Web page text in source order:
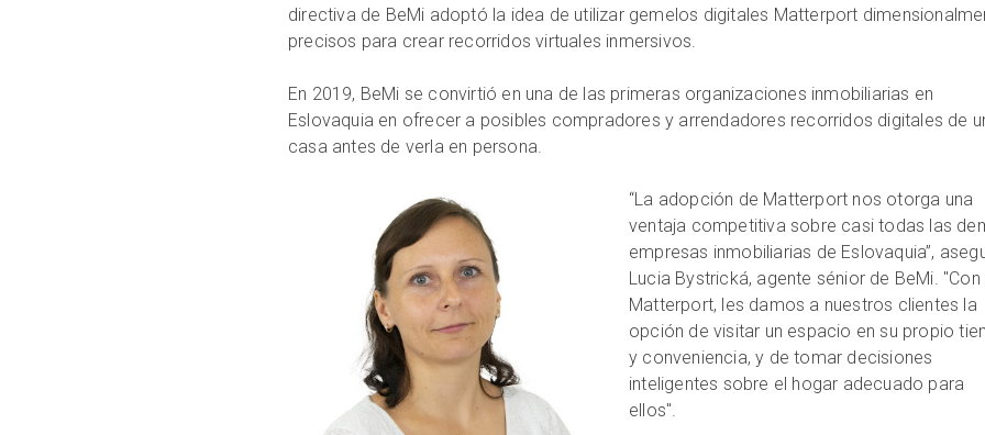
directiva de BeMi adoptó la idea de utilizar gemelos digitales Matterport
precisos para crear recorridos virtuales inmersivos.
En 2019, BeMi se convirtió en una de las primeras organizaciones inmobiliarias en
Eslovaquia en ofrecer a posibles compradores y arrendadores recorridos digitales de
casa antes de verla en persona.
“La adopción de Matterport nos otorga una
ventaja competitiva sobre casi todas las
empresas inmobiliarias de Eslovaquia”,
Lucia Bystrická, agente sénior de BeMi. "Con
Matterport, les damos a nuestros clientes la
opción de visitar un espacio en su propio
y conveniencia, y de tomar decisiones
inteligentes sobre el hogar adecuado para
ellos".